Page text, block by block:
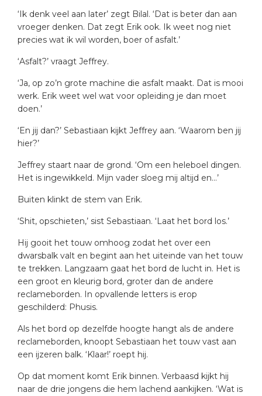
‘Ik denk veel aan later’ zegt Bilal. ‘Dat is beter dan aan
vroeger denken. Dat zegt Erik ook. Ik weet nog niet
precies wat ik wil worden, boer of asfalt.’
‘Asfalt?’ vraagt Jeffrey.
‘Ja, op zo’n grote machine die asfalt maakt. Dat is mooi
werk. Erik weet wel wat voor opleiding je dan moet
doen.’
‘En jij dan?’ Sebastiaan kijkt Jeffrey aan. ‘Waarom ben jij
hier?’
Jeffrey staart naar de grond. ‘Om een heleboel dingen.
Het is ingewikkeld. Mijn vader sloeg mij altijd en…’
Buiten klinkt de stem van Erik.
‘Shit, opschieten,’ sist Sebastiaan. ‘Laat het bord los.’
Hij gooit het touw omhoog zodat het over een
dwarsbalk valt en begint aan het uiteinde van het touw
te trekken. Langzaam gaat het bord de lucht in. Het is
een groot en kleurig bord, groter dan de andere
reclameborden. In opvallende letters is erop
geschilderd: Phusis.
Als het bord op dezelfde hoogte hangt als de andere
reclameborden, knoopt Sebastiaan het touw vast aan
een ijzeren balk. ‘Klaar!’ roept hij.
Op dat moment komt Erik binnen. Verbaasd kijkt hij
naar de drie jongens die hem lachend aankijken. ‘Wat is